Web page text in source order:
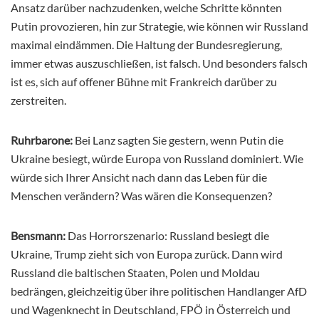
Ansatz darüber nachzudenken, welche Schritte könnten
Putin provozieren, hin zur Strategie, wie können wir Russland
maximal eindämmen. Die Haltung der Bundesregierung,
immer etwas auszuschließen, ist falsch. Und besonders falsch
ist es, sich auf offener Bühne mit Frankreich darüber zu
zerstreiten.
Ruhrbarone: Bei Lanz sagten Sie gestern, wenn Putin die
Ukraine besiegt, würde Europa von Russland dominiert. Wie
würde sich Ihrer Ansicht nach dann das Leben für die
Menschen verändern? Was wären die Konsequenzen?
Bensmann: Das Horrorszenario: Russland besiegt die
Ukraine, Trump zieht sich von Europa zurück. Dann wird
Russland die baltischen Staaten, Polen und Moldau
bedrängen, gleichzeitig über ihre politischen Handlanger AfD
und Wagenknecht in Deutschland, FPÖ in Österreich und